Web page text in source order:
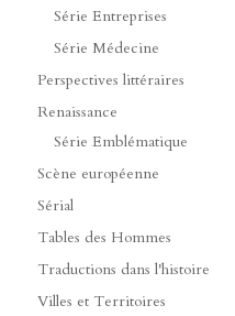
Série Entreprises
Série Médecine
Perspectives littéraires
Renaissance
Série Emblématique
Scène européenne
Sérial
Tables des Hommes
Traductions dans l'histoire
Villes et Territoires